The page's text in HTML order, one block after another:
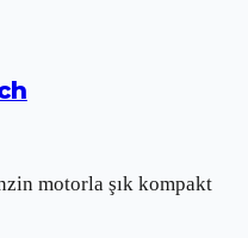
motorla şık kompakt